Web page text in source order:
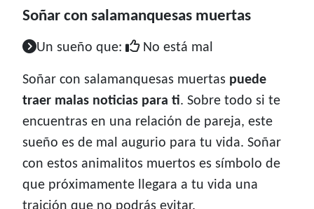
Soñar con salamanquesas muertas
Un sueño que: No está mal
Soñar con salamanquesas muertas puede
traer malas noticias para ti. Sobre todo si te
encuentras en una relación de pareja, este
sueño es de mal augurio para tu vida. Soñar
con estos animalitos muertos es símbolo de
que próximamente llegara a tu vida una